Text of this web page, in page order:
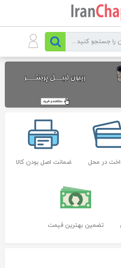
در محل ضمانت اصل بودن کالا
تضمین بهترین قیمت